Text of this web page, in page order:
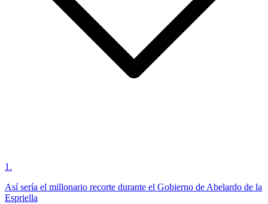
1 .
Así sería el millonario recorte durante el Gobierno de Abelardo de la
Espriella